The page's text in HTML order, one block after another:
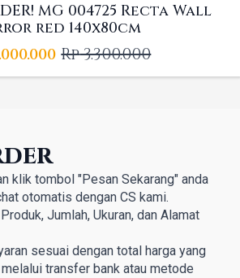
MG 004725 Recta Wall
red 140x80cm
Rp3.300.000
Original
price
Current
price
klik tombol "Pesan Sekarang" anda
otomatis dengan CS kami.
Jumlah, Ukuran, dan Alamat
sesuai dengan total harga yang
transfer bank atau metode